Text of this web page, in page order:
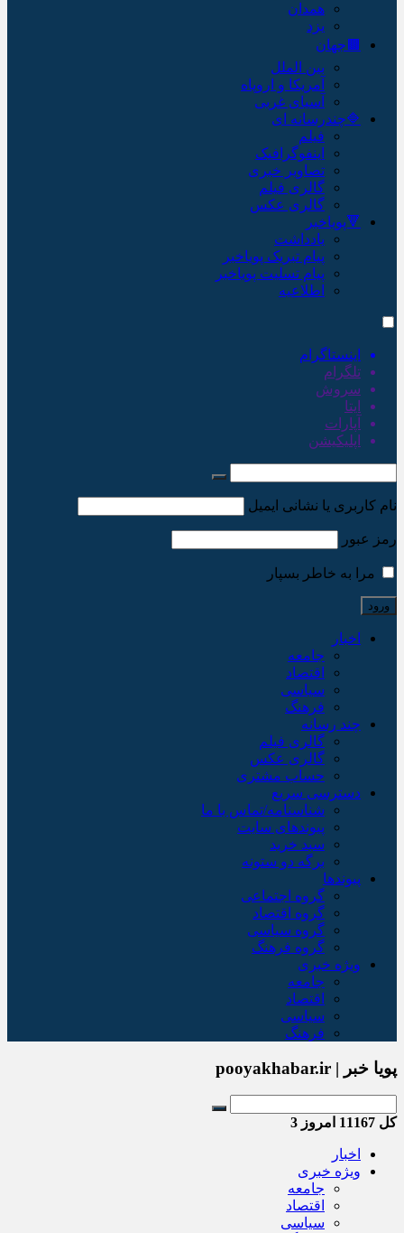
همدان
یزد
🟫جهان
بین الملل
آمریکا و اروپاه
آسیای غربی
🔷چندرسانه ای
فیلم
اینفوگرافیک
تصاویر خبری
گالری فیلم
گالری عکس
🔻پویاخبر
یادداشت
پیام تبریک پویاخبر
پیام تسلیت پویاخبر
اطلاعیه
اینستاگرام
تلگرام
سروش
ایتا
آپارات
اپلیکیشن
نام کاربری یا نشانی ایمیل
رمز عبور
مرا به خاطر بسپار
اخبار
جامعه
اقتصاد
سیاسی
فرهنگ
چند رسانه
گالری فیلم
گالری عکس
حساب مشتری
دسترسی سریع
شناسنامه/تماس با ما
پیوندهای سایت
سبد خريد
برگه دو ستونه
پیوندها
گروه اجتماعی
گروه اقتصاد
گروه سیاسی
گروه فرهنگ
ویژه خبری
جامعه
اقتصاد
سیاسی
فرهنگ
پویا خبر | pooyakhabar.ir
کل امروز 3
اخبار
ویژه خبری
جامعه
اقتصاد
سیاسی